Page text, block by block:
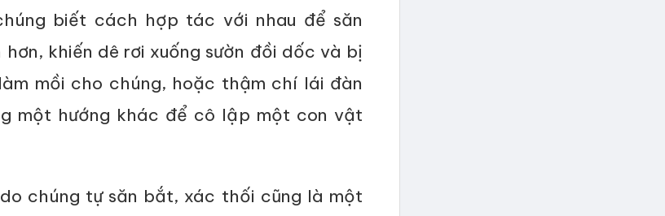
biết cách hợp tác với nhau để săn
hơn, khiến dê rơi xuống sườn đồi dốc và bị
mồi cho chúng, hoặc thậm chí lái đàn
một hướng khác để cô lập một con vật
chúng tự săn bắt, xác thối cũng là một